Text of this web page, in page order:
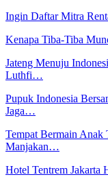
Ingin Daftar Mitra
Kenapa Tiba-Tiba
Jateng Menuju
Luthfi…
Pupuk Indonesia
Jaga…
Tempat Bermain Anak
Manjakan…
Hotel Tentrem Jakarta